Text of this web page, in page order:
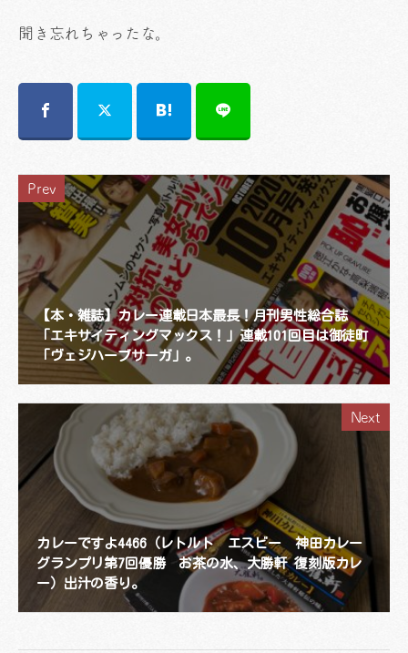
聞き忘れちゃったな。
Prev
【本・雑誌】カレー連載日本最長！月刊男性総合誌
「エキサイティングマックス！」連載101回目は御徒町
「ヴェジハーブサーガ」。
Next
カレーですよ4466（レトルト エスビー 神田カレー
グランプリ第7回優勝 お茶の水、大勝軒 復刻版カレ
ー）出汁の香り。